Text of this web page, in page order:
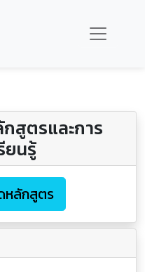
สูตรและการ
ยนรู้
หลักสูตร